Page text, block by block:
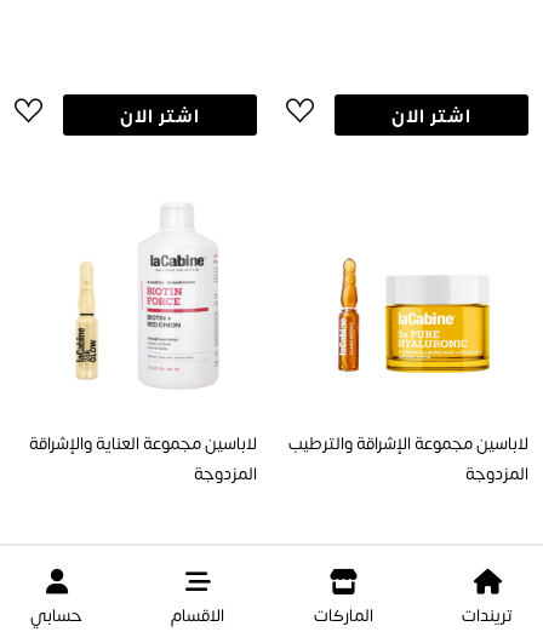
تريندات الماركات الاقسام حسابي
اشتر الان اشتر الان
لاباسين مجموعة الإشراقة والترطيب
المزدوجة
لاباسين مجموعة العناية والإشراقة
المزدوجة